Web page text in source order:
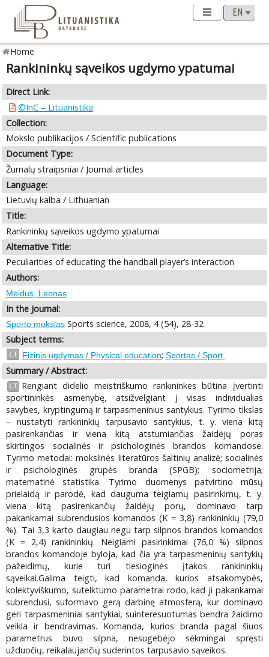
Home
Rankininkų sąveikos ugdymo ypatumai
Direct Link:
©InC – Lituanistika
Collection:
Mokslo publikacijos / Scientific publications
Document Type:
Žurnalų straipsniai / Journal articles
Language:
Lietuvių kalba / Lithuanian
Title:
Rankininkų sąveikos ugdymo ypatumai
Alternative Title:
Peculiarities of educating the handball player’s interaction
Authors:
Meidus, Leonas
In the Journal:
Sporto mokslas Sports science, 2008, 4 (54), 28-32
Subject terms:
LT Fizinis ugdymas / Physical education; Sportas / Sport.
Summary / Abstract:
LT
Rengiant didelio meistriškumo rankininkes būtina įvertinti
sportininkės asmenybę, atsižvelgiant į visas individualias
savybes, kryptingumą ir tarpasmeninius santykius. Tyrimo tikslas
– nustatyti rankininkių tarpusavio santykius, t. y. viena kitą
pasirenkančias ir viena kitą atstumiančias žaidėjų poras
skirtingos socialinės ir psichologinės brandos komandose.
Tyrimo metodai: mokslinės literatūros šaltinių analizė; socialinės
ir psichologinės grupės branda (SPGB); sociometrija;
matematinė statistika. Tyrimo duomenys patvirtino mūsų
prielaidą ir parodė, kad dauguma teigiamų pasirinkimų, t. y.
viena kitą pasirenkančių žaidėjų porų, dominavo tarp
pakankamai subrendusios komandos (K = 3,8) rankininkių (79,0
%). Tai 3,3 karto daugiau negu tarp silpnos brandos komandos
(K = 2,4) rankininkių. Neigiami pasirinkimai (76,0 %) silpnos
brandos komandoje byloja, kad čia yra tarpasmeninių santykių
pažeidimų, kurie turi tiesioginės įtakos rankininkių
sąveikai.Galima teigti, kad komanda, kurios atsakomybės,
kolektyviškumo, sutelktumo parametrai rodo, kad ji pakankamai
subrendusi, suformavo gerą darbinę atmosferą, kur dominavo
geri tarpasmeniniai santykiai, suinteresuotumas bendra žaidimo
veikla ir bendravimas. Komanda, kurios branda pagal šiuos
parametrus buvo silpna, nesugebėjo sėkmingai spręsti
užduočių, reikalaujančių suderintos tarpusavio sąveikos.